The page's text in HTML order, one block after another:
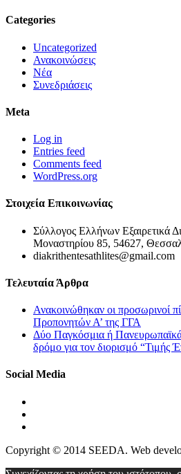
Categories
Uncategorized
Ανακοινώσεις
Νέα
Συνεδριάσεις
Meta
Log in
Entries feed
Comments feed
WordPress.org
Στοιχεία Επικοινωνίας
Σύλλογος Ελλήνων Εξαιρετικά
Μοναστηρίου 85, 54627,
diakrithentesathlites@gmail.com
Τελευταία Άρθρα
Ανακοινώθηκαν οι προσωρινοί
Προπονητών Α’ της ΓΓΑ
Δύο Παγκόσμια ή Πανευρωπαϊκά
δρόμο για τον διορισμό “Τιμής
Social Media
Copyright © 2014 SEEDA. Web